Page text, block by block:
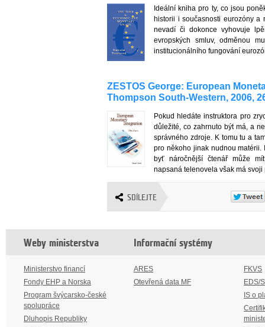
Ideální kniha pro ty, co jsou
historii i současnosti eurozóny a
nevadí či dokonce vyhovuje
evropských smluv, odměnou
institucionálního fungování
ZESTOS George: European
Thompson South-Western, 2006,
Pokud hledáte instruktora pro
důležité, co zahrnuto být má, a
správného zdroje. K tomu tu a
pro někoho jinak nudnou matérii.
byť náročnější čtenář může
napsaná telenovela však má
SDÍLEJTE
Weby ministerstva
Ministerstvo financí
Fondy EHP a Norska
Program švýcarsko-české
spolupráce
Dluhopis Republiky
Informační systémy
ARES
Otevřená data MF
FKVS
EDS/
IS o